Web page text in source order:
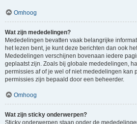
Omhoog
Wat zijn mededelingen?
Mededelingen bevatten vaak belangrijke
het lezen bent, je kunt deze berichten dan ook
Mededelingen verschijnen bovenaan iedere
geplaatst zijn. Zoals bij globale mededelingen,
permissies af of je wel of niet mededelingen kan
permissies zijn bepaald door een beheerder.
Omhoog
Wat zijn sticky onderwerpen?
Sticky onderwerpen staan onder de